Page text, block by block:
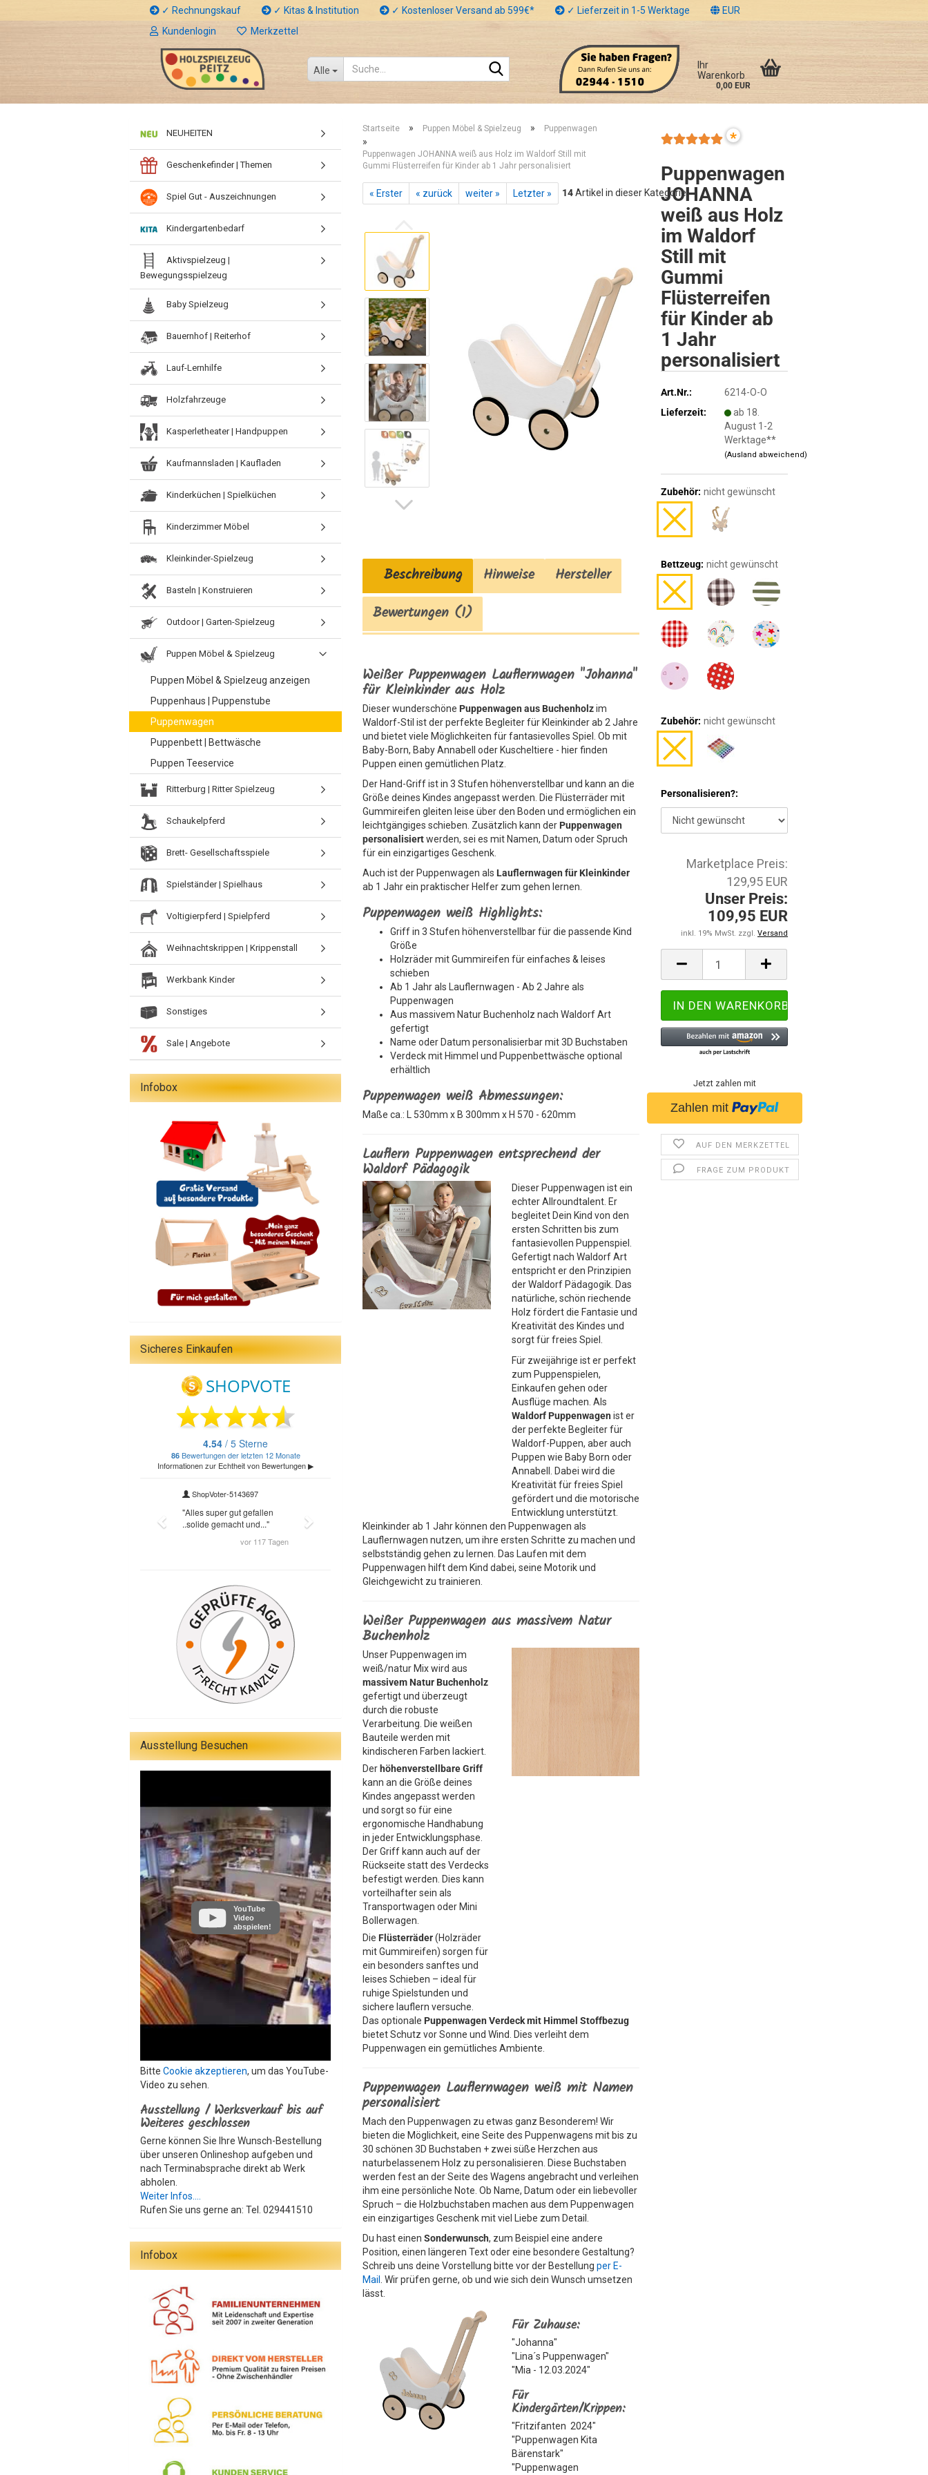
✓ Rechnungskauf ✓ Kitas & Institution ✓ Kostenloser Versand ab 599€* ✓ Lieferzeit in 1-5 Werktage
EUR
Kundenlogin
Merkzettel
Alle
Ihr
Warenkorb
0,00 EUR
Startseite » Puppen Möbel & Spielzeug » Puppenwagen
»
Puppenwagen JOHANNA weiß aus Holz im Waldorf Still mit
Gummi Flüsterreifen für Kinder ab 1 Jahr personalisiert
« Erster « zurück weiter » Letzter » 14Artikel in dieser Kategorie
*
Puppenwagen
JOHANNA
weiß aus Holz
im Waldorf
Still mit
Gummi
Flüsterreifen
für Kinder ab
1 Jahr
personalisiert
Art.Nr.:
6214-O-O
Lieferzeit:
ab 18.
August 1-2
Werktage**
(Ausland abweichend)
Zubehör: nicht gewünscht
Bettzeug: nicht gewünscht
Zubehör: nicht gewünscht
Personalisieren?:
Marketplace Preis:
129,95 EUR
Unser Preis:
109,95 EUR
inkl. 19% MwSt. zzgl. Versand
Jetzt zahlen mit
AUF DEN MERKZETTEL
FRAGE ZUM PRODUKT
Beschreibung Hinweise
Hersteller
Bewertungen (1)
Weißer Puppenwagen Lauflernwagen "Johanna"
für Kleinkinder aus Holz
Dieser wunderschöne Puppenwagen aus Buchenholzim
Waldorf-Stil ist der perfekte Begleiter für Kleinkinder ab 2 Jahre
und bietet viele Möglichkeiten für fantasievolles Spiel. Ob mit
Baby-Born, Baby Annabell oder Kuscheltiere - hier finden
Puppen einen gemütlichen Platz.
Der Hand-Griff ist in 3 Stufen höhenverstellbar und kann an die
Größe deines Kindes angepasst werden. Die Flüsterräder mit
Gummireifen gleiten leise über den Boden und ermöglichen ein
leichtgängiges schieben. Zusätzlich kann der Puppenwagen
personalisiertwerden, sei es mit Namen, Datum oder Spruch
für ein einzigartiges Geschenk.
Auch ist der Puppenwagen als Lauflernwagen für Kleinkinder
ab 1 Jahr ein praktischer Helfer zum gehen lernen.
Puppenwagen weiß Highlights:
Griff in 3 Stufen höhenverstellbar für die passende Kind
Größe
Holzräder mit Gummireifen für einfaches & leises
schieben
Ab 1 Jahr als Lauflernwagen - Ab 2 Jahre als
Puppenwagen
Aus massivem Natur Buchenholz nach Waldorf Art
gefertigt
Name oder Datum personalisierbar mit 3D Buchstaben
Verdeck mit Himmel und Puppenbettwäsche optional
erhältlich
Puppenwagen weiß Abmessungen:
Maße ca.: L 530mm x B 300mm x H 570 - 620mm
Lauflern Puppenwagen entsprechend der
Waldorf Pädagogik
Dieser Puppenwagen ist ein
echter Allroundtalent. Er
begleitet Dein Kind von den
ersten Schritten bis zum
fantasievollen Puppenspiel.
Gefertigt nach Waldorf Art
entspricht er den Prinzipien
der Waldorf Pädagogik. Das
natürliche, schön riechende
Holz fördert die Fantasie und
Kreativität des Kindes und
sorgt für freies Spiel.
Für zweijährige ist er perfekt
zum Puppenspielen,
Einkaufen gehen oder
Ausflüge machen. Als
Waldorf Puppenwagen ist er
der perfekte Begleiter für
Waldorf-Puppen, aber auch
Puppen wie Baby Born oder
Annabell. Dabei wird die
Kreativität für freies Spiel
gefördert und die motorische
Entwicklung unterstützt.
Kleinkinder ab 1 Jahr können den Puppenwagen als
Lauflernwagen nutzen, um ihre ersten Schritte zu machen und
selbstständig gehen zu lernen. Das Laufen mit dem
Puppenwagen hilft dem Kind dabei, seine Motorik und
Gleichgewicht zu trainieren.
Weißer Puppenwagen aus massivem Natur
Buchenholz
Unser Puppenwagen im
weiß/natur Mix wird aus
massivem Natur Buchenholz
gefertigt und überzeugt
durch die robuste
Verarbeitung. Die weißen
Bauteile werden mit
kindischeren Farben lackiert.
Der höhenverstellbare Griff
kann an die Größe deines
Kindes angepasst werden
und sorgt so für eine
ergonomische Handhabung
in jeder Entwicklungsphase.
Der Griff kann auch auf der
Rückseite statt des Verdecks
befestigt werden. Dies kann
vorteilhafter sein als
Transportwagen oder Mini
Bollerwagen.
Die Flüsterräder(Holzräder
mit Gummireifen) sorgen für
ein besonders sanftes und
leises Schieben – ideal für
ruhige Spielstunden und
sichere lauflern versuche.
Das optionale Puppenwagen Verdeck mit Himmel Stoffbezug
bietet Schutz vor Sonne und Wind. Dies verleiht dem
Puppenwagen ein gemütliches Ambiente.
Puppenwagen Lauflernwagen weiß mit Namen
personalisiert
Mach den Puppenwagen zu etwas ganz Besonderem! Wir
bieten die Möglichkeit, eine Seite des Puppenwagens mit bis zu
30 schönen 3D Buchstaben + zwei süße Herzchen aus
naturbelassenem Holz zu personalisieren. Diese Buchstaben
werden fest an der Seite des Wagens angebracht und verleihen
ihm eine persönliche Note. Ob Name, Datum oder ein liebevoller
Spruch – die Holzbuchstaben machen aus dem Puppenwagen
ein einzigartiges Geschenk mit viel Liebe zum Detail.
Du hast einenSonderwunsch, zum Beispiel eine andere
Position, einen längeren Text oder eine besondere Gestaltung?
Schreib uns deine Vorstellung bitte vor der Bestellungper E-
Mail
. Wir prüfen gerne, ob und wie sich dein Wunsch umsetzen
lässt.
Für Zuhause:
"Johanna"
"Lina´s Puppenwagen"
"Mia - 12.03.2024"
Für
Kindergärten/Krippen:
"Fritzifanten 2024"
"Puppenwagen Kita
Bärenstark"
"Puppenwagen
NEUHEITEN
Geschenkefinder | Themen
Spiel Gut - Auszeichnungen
Kindergartenbedarf
Aktivspielzeug |
Bewegungsspielzeug
Baby Spielzeug
Bauernhof | Reiterhof
Lauf-Lernhilfe
Holzfahrzeuge
Kasperletheater | Handpuppen
Kaufmannsladen | Kaufladen
Kinderküchen | Spielküchen
Kinderzimmer Möbel
Kleinkinder-Spielzeug
Basteln | Konstruieren
Outdoor | Garten-Spielzeug
Puppen Möbel & Spielzeug
Puppen Möbel & Spielzeug anzeigen
Puppenhaus | Puppenstube
Puppenwagen
Puppenbett | Bettwäsche
Puppen Teeservice
Ritterburg | Ritter Spielzeug
Schaukelpferd
Brett- Gesellschaftsspiele
Spielständer | Spielhaus
Voltigierpferd | Spielpferd
Weihnachtskrippen | Krippenstall
Werkbank Kinder
Sonstiges
Sale | Angebote
Infobox
Sicheres Einkaufen
Ausstellung Besuchen
YouTube
Video
abspielen!
Bitte Cookie akzeptieren, um das YouTube-
Video zu sehen.
Ausstellung / Werksverkauf bis auf
Weiteres geschlossen
Gerne können Sie Ihre Wunsch-Bestellung
über unseren Onlineshop aufgeben und
nach Terminabsprache direkt ab Werk
abholen.
Weiter Infos....
Rufen Sie uns gerne an: Tel. 029441510
Infobox